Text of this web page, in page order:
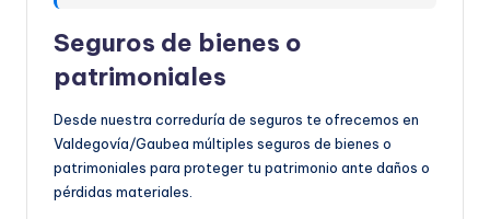
Seguros de bienes o
patrimoniales
Desde nuestra correduría de seguros te ofrecemos en
Valdegovía/Gaubea múltiples seguros de bienes o
patrimoniales para proteger tu patrimonio ante daños o
pérdidas materiales.